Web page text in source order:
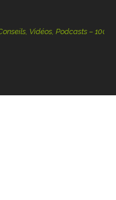
Vidéos, Podcasts – 100 %